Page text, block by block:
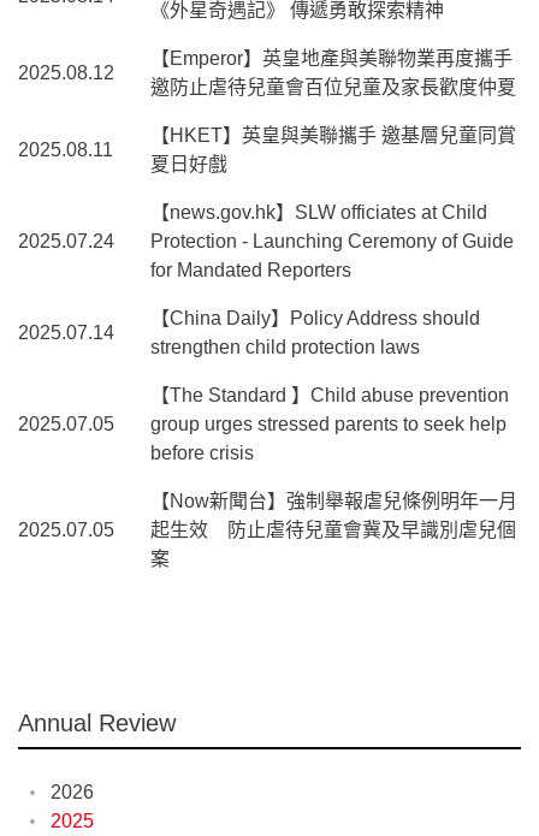
《外星奇遇記》 傳遞勇敢探索精神
2025.08.12
【Emperor】英皇地產與美聯物業再度攜手
邀防止虐待兒童會百位兒童及家長歡度仲夏
2025.08.11
【HKET】英皇與美聯攜手 邀基層兒童同賞
夏日好戲
2025.07.24
【news.gov.hk】SLW officiates at Child
Protection - Launching Ceremony of Guide
for Mandated Reporters
2025.07.14
【China Daily】Policy Address should
strengthen child protection laws
2025.07.05
【The Standard 】Child abuse prevention
group urges stressed parents to seek help
before crisis
2025.07.05
【Now新聞台】強制舉報虐兒條例明年一月
起生效 防止虐待兒童會冀及早識別虐兒個
案
Annual Review
2026
2025